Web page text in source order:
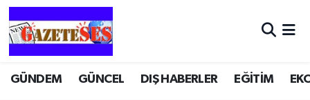
GÜNDEM GÜNCEL DIŞ HABERLER EĞİTİM